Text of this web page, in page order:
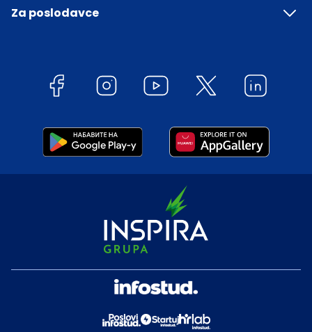
Za poslodavce